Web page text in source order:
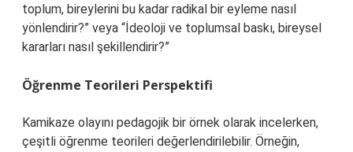
toplum, bireylerini bu kadar radikal bir eyleme nasıl
yönlendirir?” veya “İdeoloji ve toplumsal baskı, bireysel
kararları nasıl şekillendirir?”
Öğrenme Teorileri Perspektifi
Kamikaze olayını pedagojik bir örnek olarak incelerken,
çeşitli öğrenme teorileri değerlendirilebilir. Örneğin,